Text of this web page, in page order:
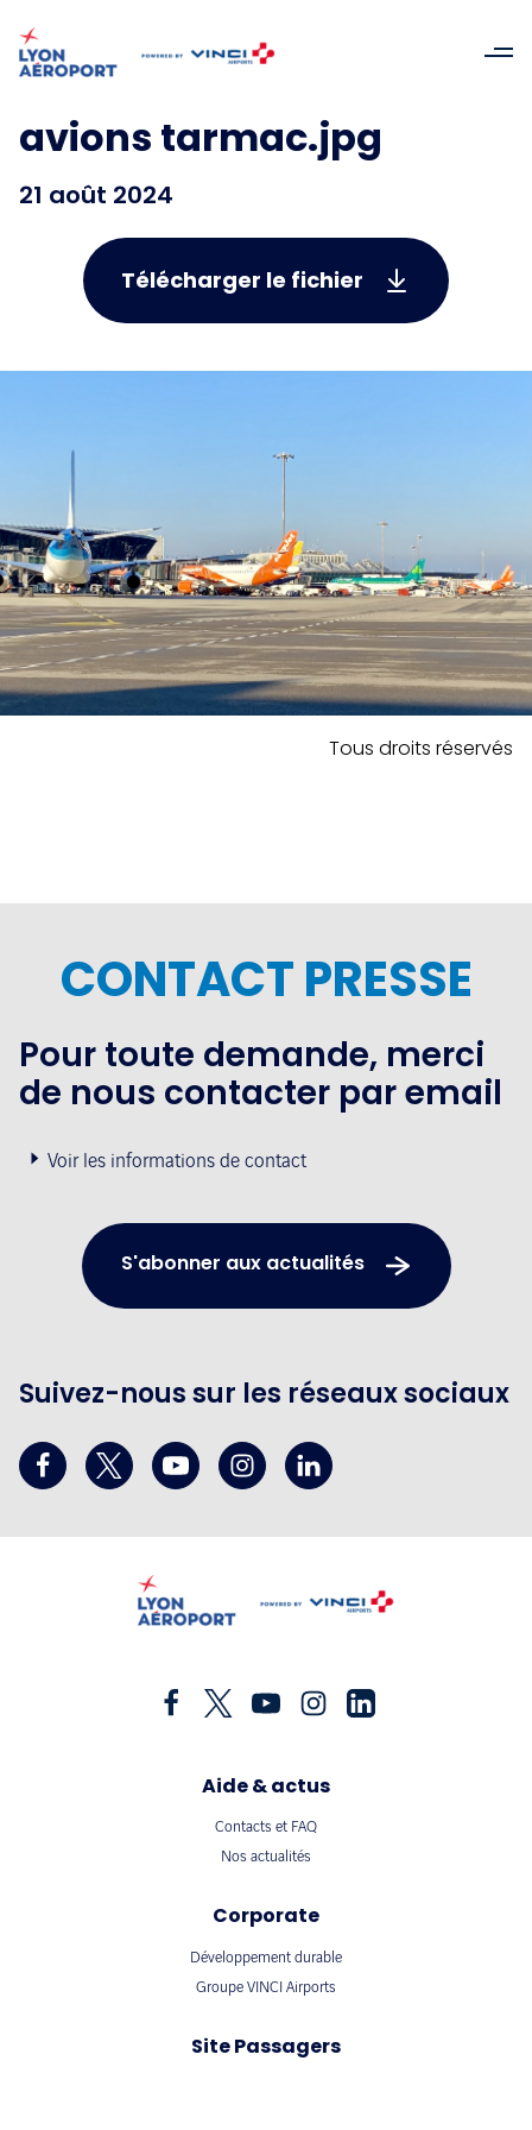
avions tarmac.jpg
21 août 2024
Télécharger le fichier
Tous droits réservés
CONTACT PRESSE
Pour toute demande, merci
de nous contacter par email
Voir les informations de contact
S'abonner aux actualités
Suivez-nous sur les réseaux sociaux
Aide & actus
Contacts et FAQ
Nos actualités
Corporate
Développement durable
Groupe VINCI Airports
Site Passagers